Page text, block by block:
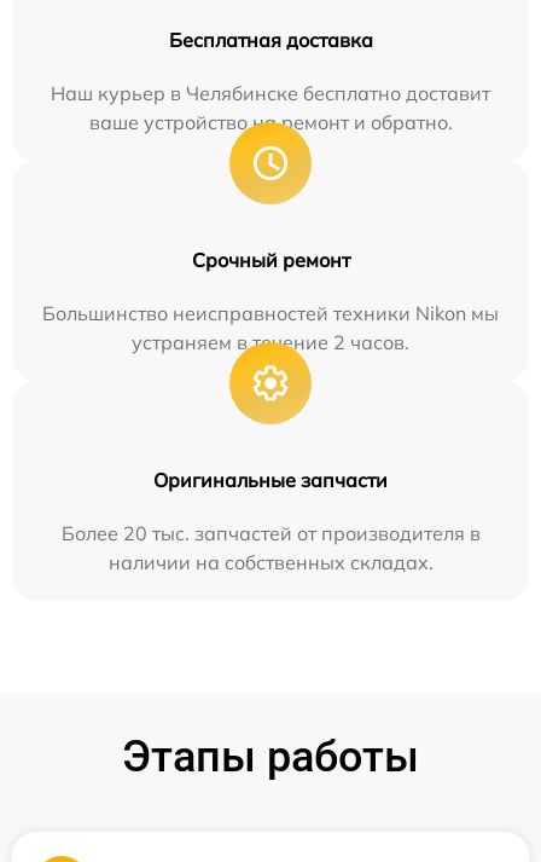
Бесплатная доставка
Наш курьер в Челябинске бесплатно доставит
ваше устройство на ремонт и обратно.
Срочный ремонт
Большинство неисправностей техники Nikon мы
устраняем в течение 2 часов.
Оригинальные запчасти
Более 20 тыс. запчастей от производителя в
наличии на собственных складах.
Этапы работы